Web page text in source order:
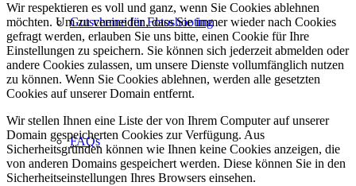
Gutscheine für Fotoshooting
FAQs
Wir respektieren es voll und ganz, wenn Sie Cookies ablehnen
möchten. Um zu vermeiden, dass Sie immer wieder nach Cookies
gefragt werden, erlauben Sie uns bitte, einen Cookie für Ihre
Einstellungen zu speichern. Sie können sich jederzeit abmelden oder
andere Cookies zulassen, um unsere Dienste vollumfänglich nutzen
zu können. Wenn Sie Cookies ablehnen, werden alle gesetzten
Cookies auf unserer Domain entfernt.
Wir stellen Ihnen eine Liste der von Ihrem Computer auf unserer
Domain gespeicherten Cookies zur Verfügung. Aus
Sicherheitsgründen können wie Ihnen keine Cookies anzeigen, die
von anderen Domains gespeichert werden. Diese können Sie in den
Sicherheitseinstellungen Ihres Browsers einsehen.